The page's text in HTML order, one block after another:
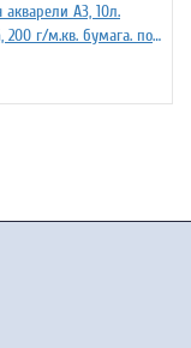
акварели А3, 10л.
200 г/м.кв. бумага. по